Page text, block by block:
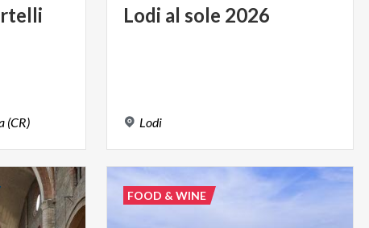
(CR)
Lodi al sole 2026
Lodi
FOOD & WINE